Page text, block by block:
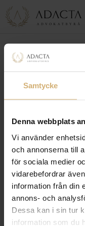
Samtycke
Denna webbplats
Vi använder
och annonserna till
för sociala medier
vidarebefordrar
information från din
annons- och
Dessa kan i sin tur
information som du
Kategori:
Umgänge med
Tidigare fanns det